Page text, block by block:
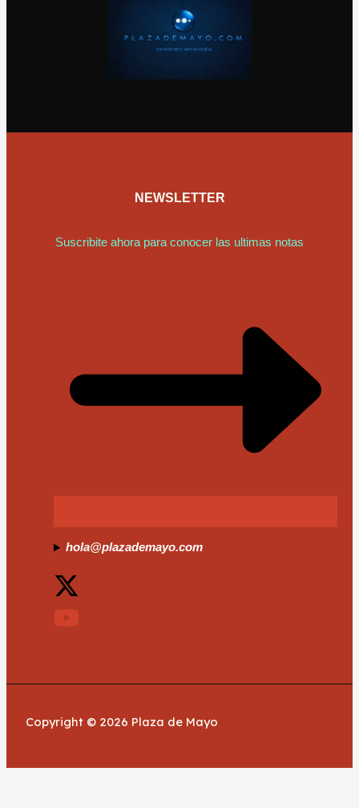
NEWSLETTER
Suscribite ahora para conocer las ultimas notas
hola@plazademayo.com
Copyright © 2026 Plaza de Mayo